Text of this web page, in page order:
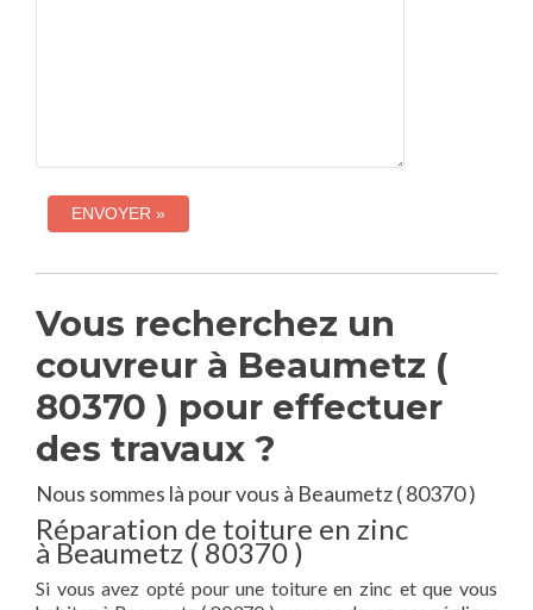
Vous recherchez un
couvreur à Beaumetz (
80370 ) pour effectuer
des travaux ?
Nous sommes là pour vous à Beaumetz ( 80370 )
Réparation de toiture en zinc
à Beaumetz ( 80370 )
Si vous avez opté pour une toiture en zinc et que vous